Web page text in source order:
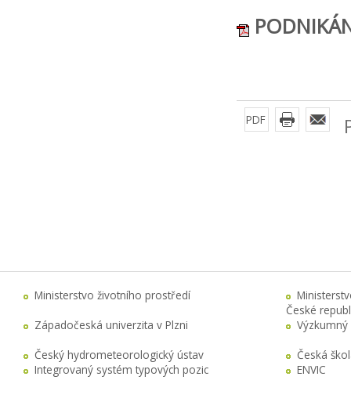
PDF
Ministerstvo životního prostředí
České
Západočeská univerzita v Plzni
Český hydrometeorologický ústav
Česká
Integrovaný systém typových pozic
ENVIC